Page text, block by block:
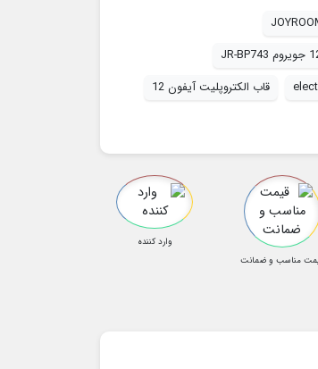
قاب الکتروپلیت آیفون 12
مناسب و ضمانت
وارد کننده